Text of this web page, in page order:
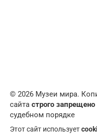
© 2026 Музеи мира.
сайта строго запрещено
судебном порядке
Этот сайт использует